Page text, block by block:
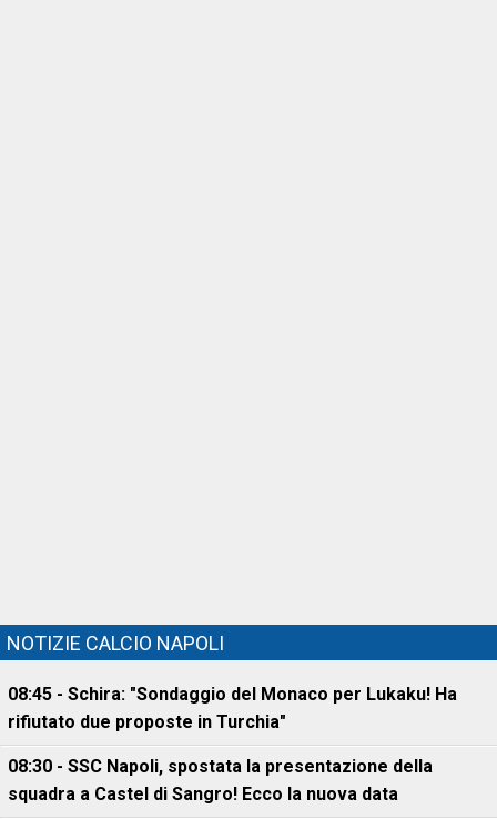
NOTIZIE CALCIO NAPOLI
08:45 - Schira: "Sondaggio del Monaco per Lukaku! Ha
rifiutato due proposte in Turchia"
08:30 - SSC Napoli, spostata la presentazione della
squadra a Castel di Sangro! Ecco la nuova data